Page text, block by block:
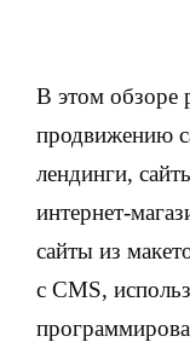
В этом обзоре
продвижению
лендинги,
интернет-
сайты из
с CMS,